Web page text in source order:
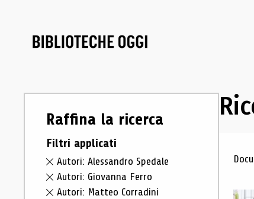
Raffina la ricerca
Filtri applicati
Autori: Alessandro Spedale
Autori: Giovanna Ferro
Autori: Matteo Corradini